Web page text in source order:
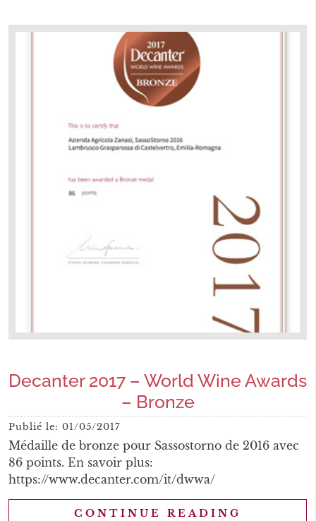
Decanter 2017 – World Wine Awards
– Bronze
Publié le: 01/05/2017
Médaille de bronze pour Sassostorno de 2016 avec
86 points. En savoir plus:
https://www.decanter.com/it/dwwa/
CONTINUE READING